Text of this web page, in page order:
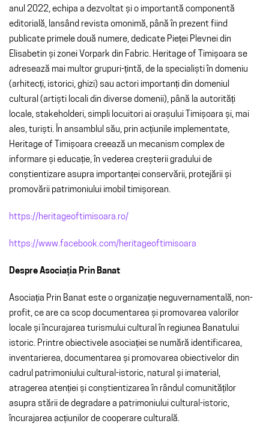
anul 2022, echipa a dezvoltat și o importantă componentă
editorială, lansând revista omonimă, până în prezent fiind
publicate primele două numere, dedicate Pieței Plevnei din
Elisabetin și zonei Vorpark din Fabric. Heritage of Timișoara se
adresează mai multor grupuri-țintă, de la specialiști în domeniu
(arhitecți, istorici, ghizi) sau actori importanți din domeniul
cultural (artiști locali din diverse domenii), până la autorități
locale, stakeholderi, simpli locuitori ai orașului Timișoara și, mai
ales, turiști. În ansamblul său, prin acțiunile implementate,
Heritage of Timișoara creează un mecanism complex de
informare și educație, în vederea creșterii gradului de
conștientizare asupra importanței conservării, protejării și
promovării patrimoniului imobil timișorean.
https://heritageoftimisoara.ro/
https://www.facebook.com/heritageoftimisoara
Despre Asociația Prin Banat
Asociația Prin Banat este o organizație neguvernamentală, non-
profit, ce are ca scop documentarea și promovarea valorilor
locale și încurajarea turismului cultural în regiunea Banatului
istoric. Printre obiectivele asociației se numără identificarea,
inventarierea, documentarea și promovarea obiectivelor din
cadrul patrimoniului cultural-istoric, natural și imaterial,
atragerea atenției și conștientizarea în rândul comunităților
asupra stării de degradare a patrimoniului cultural-istoric,
încurajarea acțiunilor de cooperare culturală.